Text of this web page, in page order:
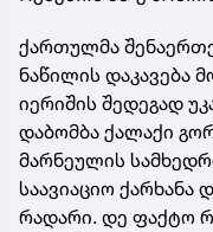
ქართულმა
ნაწილის დაკავება
იერიშის შედეგად
დაბომბა ქალაქი
მარნეულის
საავიაციო ქარხანა
რადარი. დე ფაქტო